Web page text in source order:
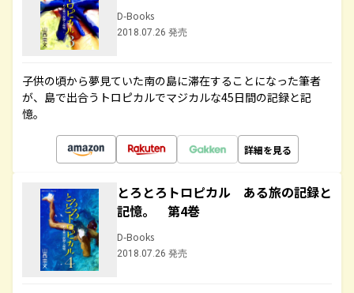
D-Books
2018.07.26 発売
子供の頃から夢見ていた南の島に滞在することになった筆者
が、島で出合うトロピカルでマジカルな45日間の記録と記
憶。
詳細を見る
とろとろトロピカル ある旅の記録と
記憶。 第4巻
D-Books
2018.07.26 発売